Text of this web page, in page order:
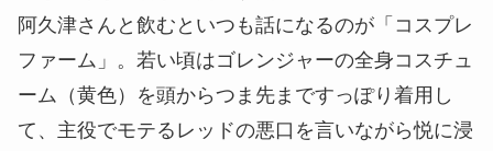
阿久津さんと飲むといつも話になるのが「コスプレ
ファーム」。若い頃はゴレンジャーの全身コスチュ
ーム（黄色）を頭からつま先まですっぽり着用し
て、主役でモテるレッドの悪口を言いながら悦に浸